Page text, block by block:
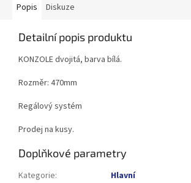
Popis Diskuze
Detailní popis produktu
KONZOLE dvojitá, barva bílá.
Rozměr: 470mm
Regálový systém
Prodej na kusy.
Doplňkové parametry
Kategorie:
Hlavní